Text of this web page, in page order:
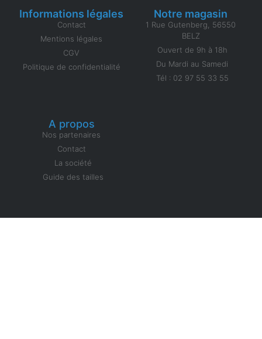
Informations légales
Contact
Mentions légales
CGV
Politique de confidentialité
Notre magasin
1 Rue Gutenberg, 56550
BELZ
Ouvert de 9h à 18h
Du Mardi au Samedi
Tél : 02 97 55 33 55
A propos
Nos partenaires
Contact
La société
Guide des tailles